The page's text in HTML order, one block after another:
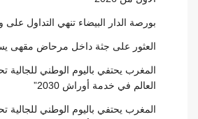
بورصة الدار البيضاء تنهي التداول على
العثور على جثة داخل مرحاض مقهى
المغرب يحتفي باليوم الوطني للجالية
العالم في خدمة أوراش 2030”
المغرب يحتفي باليوم الوطني للجالية